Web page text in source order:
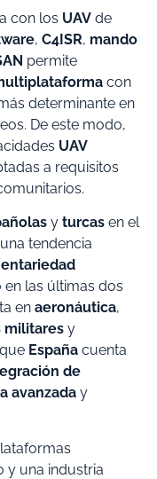
con los UAV de
, C4ISR, mando
permite
con
determinante en
De este modo,
UAV
a requisitos
y turcas en el
tendencia
las últimas dos
en aeronáutica,
militares y
España cuenta
de
avanzada y
y una industria